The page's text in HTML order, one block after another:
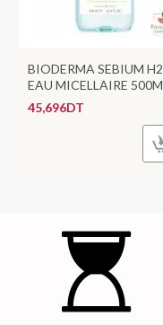
BIODERMA SEBIUM
EAU MICELLAIRE
45,696DT